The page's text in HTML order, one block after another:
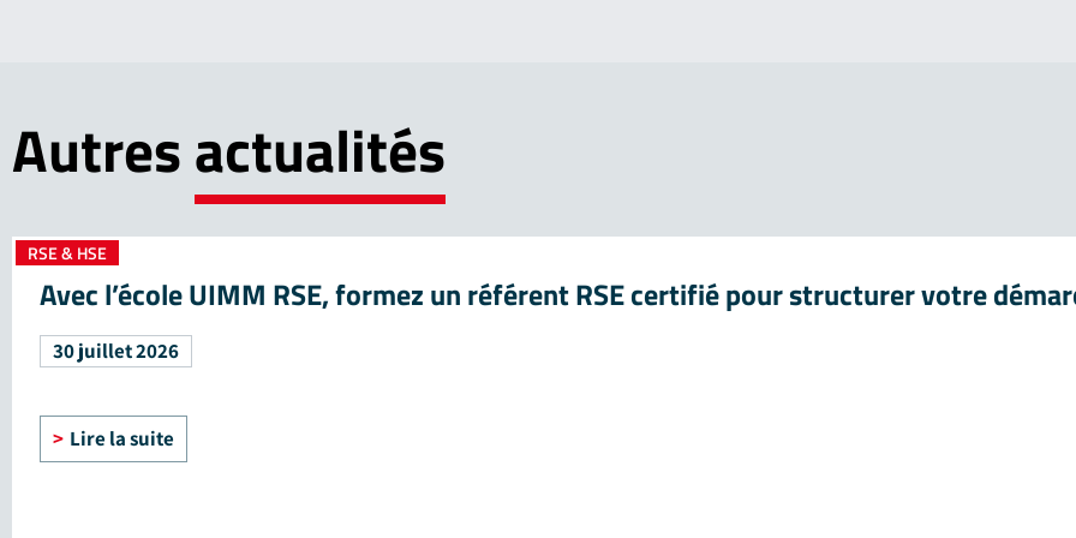
Autresactualités
RSE & HSE
Avec l’école UIMM RSE, formez un référent RSE certifié pour structurer votre
30 juillet 2026
Lire la suite